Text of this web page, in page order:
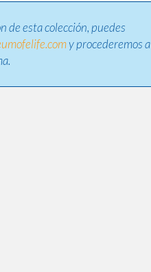
de esta colección, puedes
y procederemos a